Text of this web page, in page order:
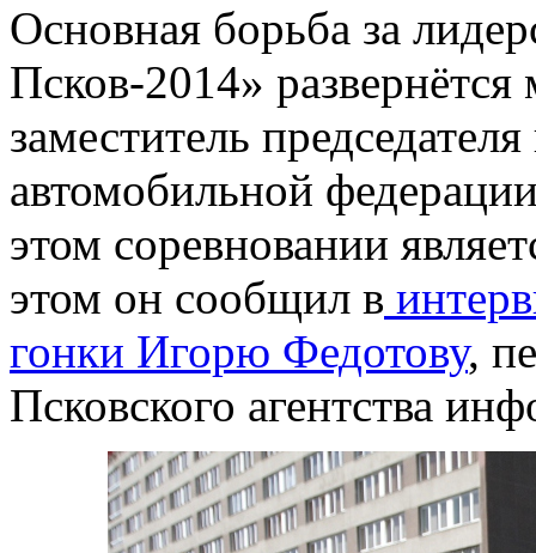
Основная борьба за
Псков-2014»
заместитель
автомобильной
этом соревновании
этом он сообщил в
гонки Игорю Федотову,
Псковского агентства